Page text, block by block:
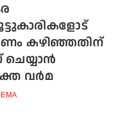
കഴിഞ്ഞതിന്
വര്‍മ